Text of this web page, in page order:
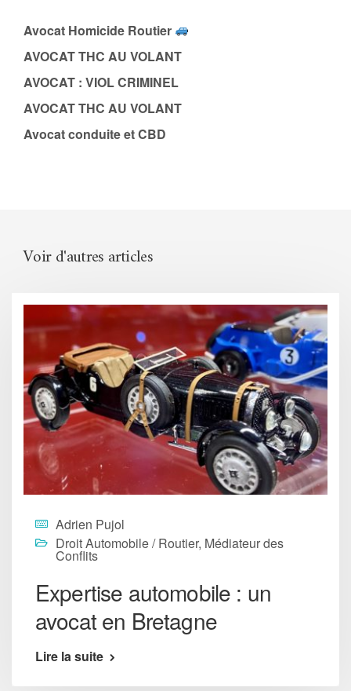
Avocat Homicide Routier
AVOCAT THC AU VOLANT
AVOCAT : VIOL CRIMINEL
AVOCAT THC AU VOLANT
Avocat conduite et CBD
Voir d'autres articles
Adrien Pujol
Droit Automobile / Routier, Médiateur des
Conflits
Expertise automobile : un
avocat en Bretagne
Lire la suite